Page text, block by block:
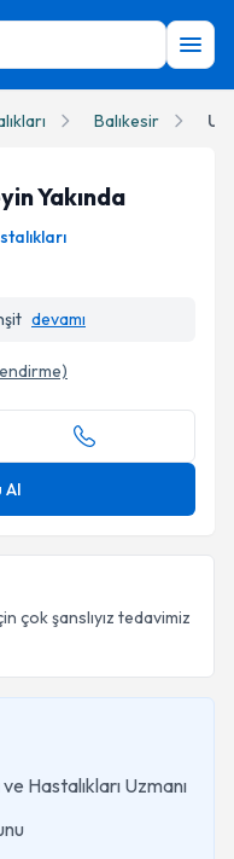
Balıkesir
Yakında
devamı
Al
çok şanslıyız tedavimiz
Hastalıkları Uzmanı